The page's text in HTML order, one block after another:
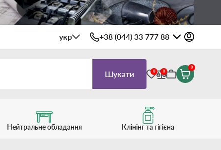
укр +38 (044) 33 777 88
Шукати 0 0
0
Нейтральне обладання Клінінг та гігієна